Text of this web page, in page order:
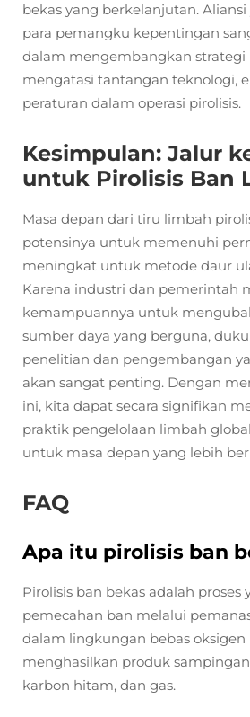
bekas yang berkelanjutan.
para pemangku kepentingan
dalam mengembangkan strategi
mengatasi tantangan teknologi,
peraturan dalam operasi pirolisis.
Kesimpulan: Jalur
untuk Pirolisis Ban
Masa depan dari tiru limbah
potensinya untuk memenuhi
meningkat untuk metode daur
Karena industri dan pemerintah
kemampuannya untuk
sumber daya yang berguna,
penelitian dan pengembangan
akan sangat penting. Dengan
ini, kita dapat secara signifikan
praktik pengelolaan limbah
untuk masa depan yang lebih
FAQ
Apa itu pirolisis ban
Pirolisis ban bekas adalah
pemecahan ban melalui
dalam lingkungan bebas
menghasilkan produk
karbon hitam, dan gas.